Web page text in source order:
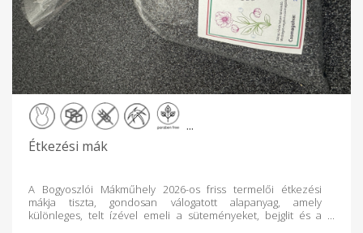
...
Étkezési mák
A Bogyoszlói Mákműhely 2026-os friss termelői étkezési
mákja tiszta, gondosan válogatott alapanyag, amely
különleges, telt ízével emeli a süteményeket, bejglit és a